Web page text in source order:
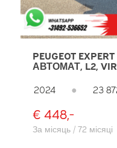
PEUGEOT
АВТОМАТ, L2,
2024
● 23
€ 448,-
За місяць / 72 місяці